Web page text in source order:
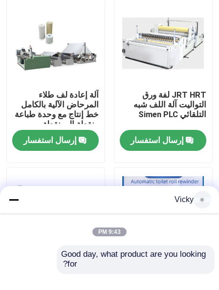
المنتجات
حولنا
جولة في المصنع
مراقبة الجودة
VR
JRT HRT لفة ورق
التواليت آلة اللف شبه
التلقائي Simen PLC
إرسال استفسار
آلة إعادة لف طلاء
المرحاض الآلية بالكامل
خط إنتاج مع وحدة طباعة
، نقطة إلى نقطة
إرسال استفسار
الخشب الخزف المواد
Vicky
9:43 PM
Good day, what product are you looking
for?